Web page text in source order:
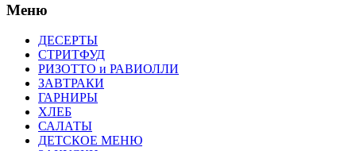
Меню
ДЕСЕРТЫ
СТРИТФУД
РИЗОТТО и РАВИОЛЛИ
ЗАВТРАКИ
ГАРНИРЫ
ХЛЕБ
САЛАТЫ
ДЕТСКОЕ МЕНЮ